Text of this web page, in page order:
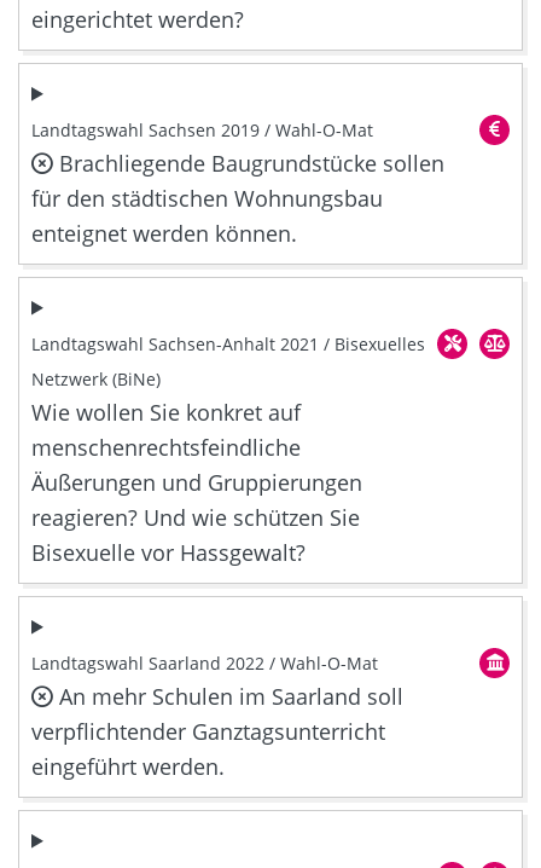
eingerichtet werden?
Landtagswahl Sachsen 2019 / Wahl-O-Mat
Brachliegende Baugrundstücke sollen
für den städtischen Wohnungsbau
enteignet werden können.
Landtagswahl Sachsen-Anhalt 2021 / Bisexuelles
Netzwerk (BiNe)
Wie wollen Sie konkret auf
menschenrechtsfeindliche
Äußerungen und Gruppierungen
reagieren? Und wie schützen Sie
Bisexuelle vor Hassgewalt?
Landtagswahl Saarland 2022 / Wahl-O-Mat
An mehr Schulen im Saarland soll
verpflichtender Ganztagsunterricht
eingeführt werden.